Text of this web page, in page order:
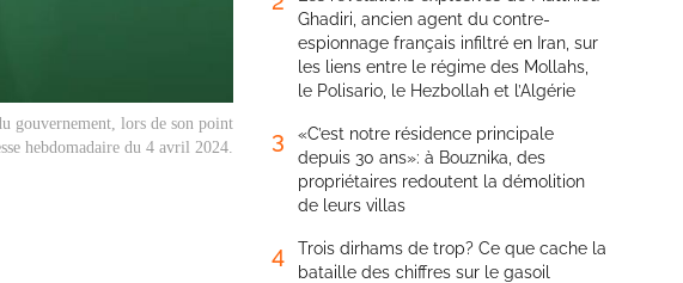
gouvernement, lors de son point
hebdomadaire du 4 avril 2024.
Ghadiri, ancien agent du contre-
espionnage français infiltré en Iran, sur
les liens entre le régime des Mollahs,
le Polisario, le Hezbollah et l’Algérie
3
«C’est notre résidence principale
depuis 30 ans»: à Bouznika, des
propriétaires redoutent la démolition
de leurs villas
4
Trois dirhams de trop? Ce que cache la
bataille des chiffres sur le gasoil